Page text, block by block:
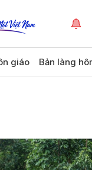
giáo Bản làng